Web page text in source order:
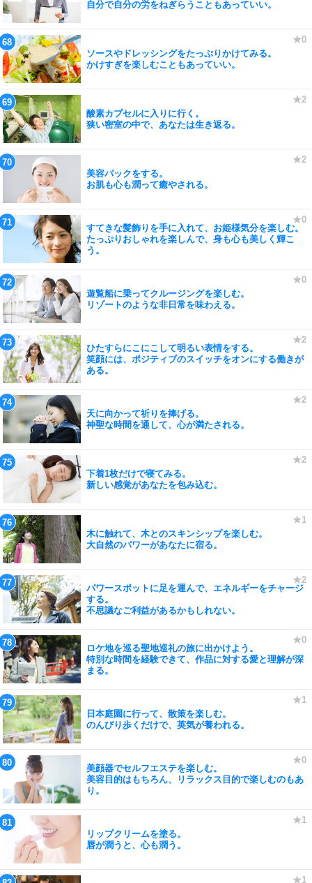
自分で自分の労をねぎらうこともあっていい。
ソースやドレッシングをたっぷりかけてみる。
かけすぎを楽しむこともあっていい。
酸素カプセルに入りに行く。
狭い密室の中で、あなたは生き返る。
美容パックをする。
お肌も心も潤って癒やされる。
すてきな髪飾りを手に入れて、お姫様気分を楽しむ。
たっぷりおしゃれを楽しんで、身も心も美しく輝こ
う。
遊覧船に乗ってクルージングを楽しむ。
リゾートのような非日常を味わえる。
ひたすらにこにこして明るい表情をする。
笑顔には、ポジティブのスイッチをオンにする働きが
ある。
天に向かって祈りを捧げる。
神聖な時間を通して、心が満たされる。
下着1枚だけで寝てみる。
新しい感覚があなたを包み込む。
木に触れて、木とのスキンシップを楽しむ。
大自然のパワーがあなたに宿る。
パワースポットに足を運んで、エネルギーをチャージ
する。
不思議なご利益があるかもしれない。
ロケ地を巡る聖地巡礼の旅に出かけよう。
特別な時間を経験できて、作品に対する愛と理解が深
まる。
日本庭園に行って、散策を楽しむ。
のんびり歩くだけで、英気が養われる。
美顔器でセルフエステを楽しむ。
美容目的はもちろん、リラックス目的で楽しむのもあ
り。
リップクリームを塗る。
唇が潤うと、心も潤う。